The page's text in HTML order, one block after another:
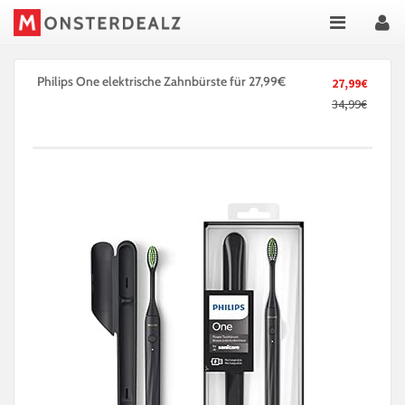
27,99€
34,99€
Philips One elektrische Zahnbürste für 27,99€